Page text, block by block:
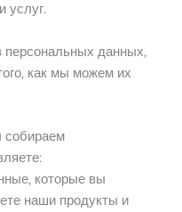
услуг.
персональных данных,
как мы можем их
собираем
которые вы
наши продукты и